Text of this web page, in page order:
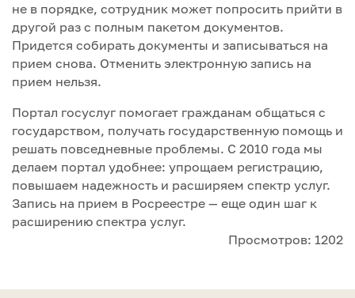
не в порядке, сотрудник может попросить прийти в
другой раз с полным пакетом документов.
Придется собирать документы и записываться на
прием снова. Отменить электронную запись на
прием нельзя.
Портал госуслуг помогает гражданам общаться с
государством, получать государственную помощь и
решать повседневные проблемы. С 2010 года мы
делаем портал удобнее: упрощаем регистрацию,
повышаем надежность и расширяем спектр услуг.
Запись на прием в Росреестре — еще один шаг к
расширению спектра услуг.
Просмотров: 1202